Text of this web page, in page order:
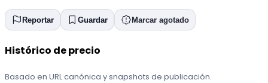
Reportar Guardar Marcar agotado
Histórico de precio
Basado en URL canónica y snapshots de publicación.